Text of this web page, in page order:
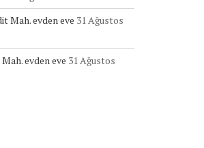
Mah. evden eve 31 Ağustos
evden eve 31 Ağustos